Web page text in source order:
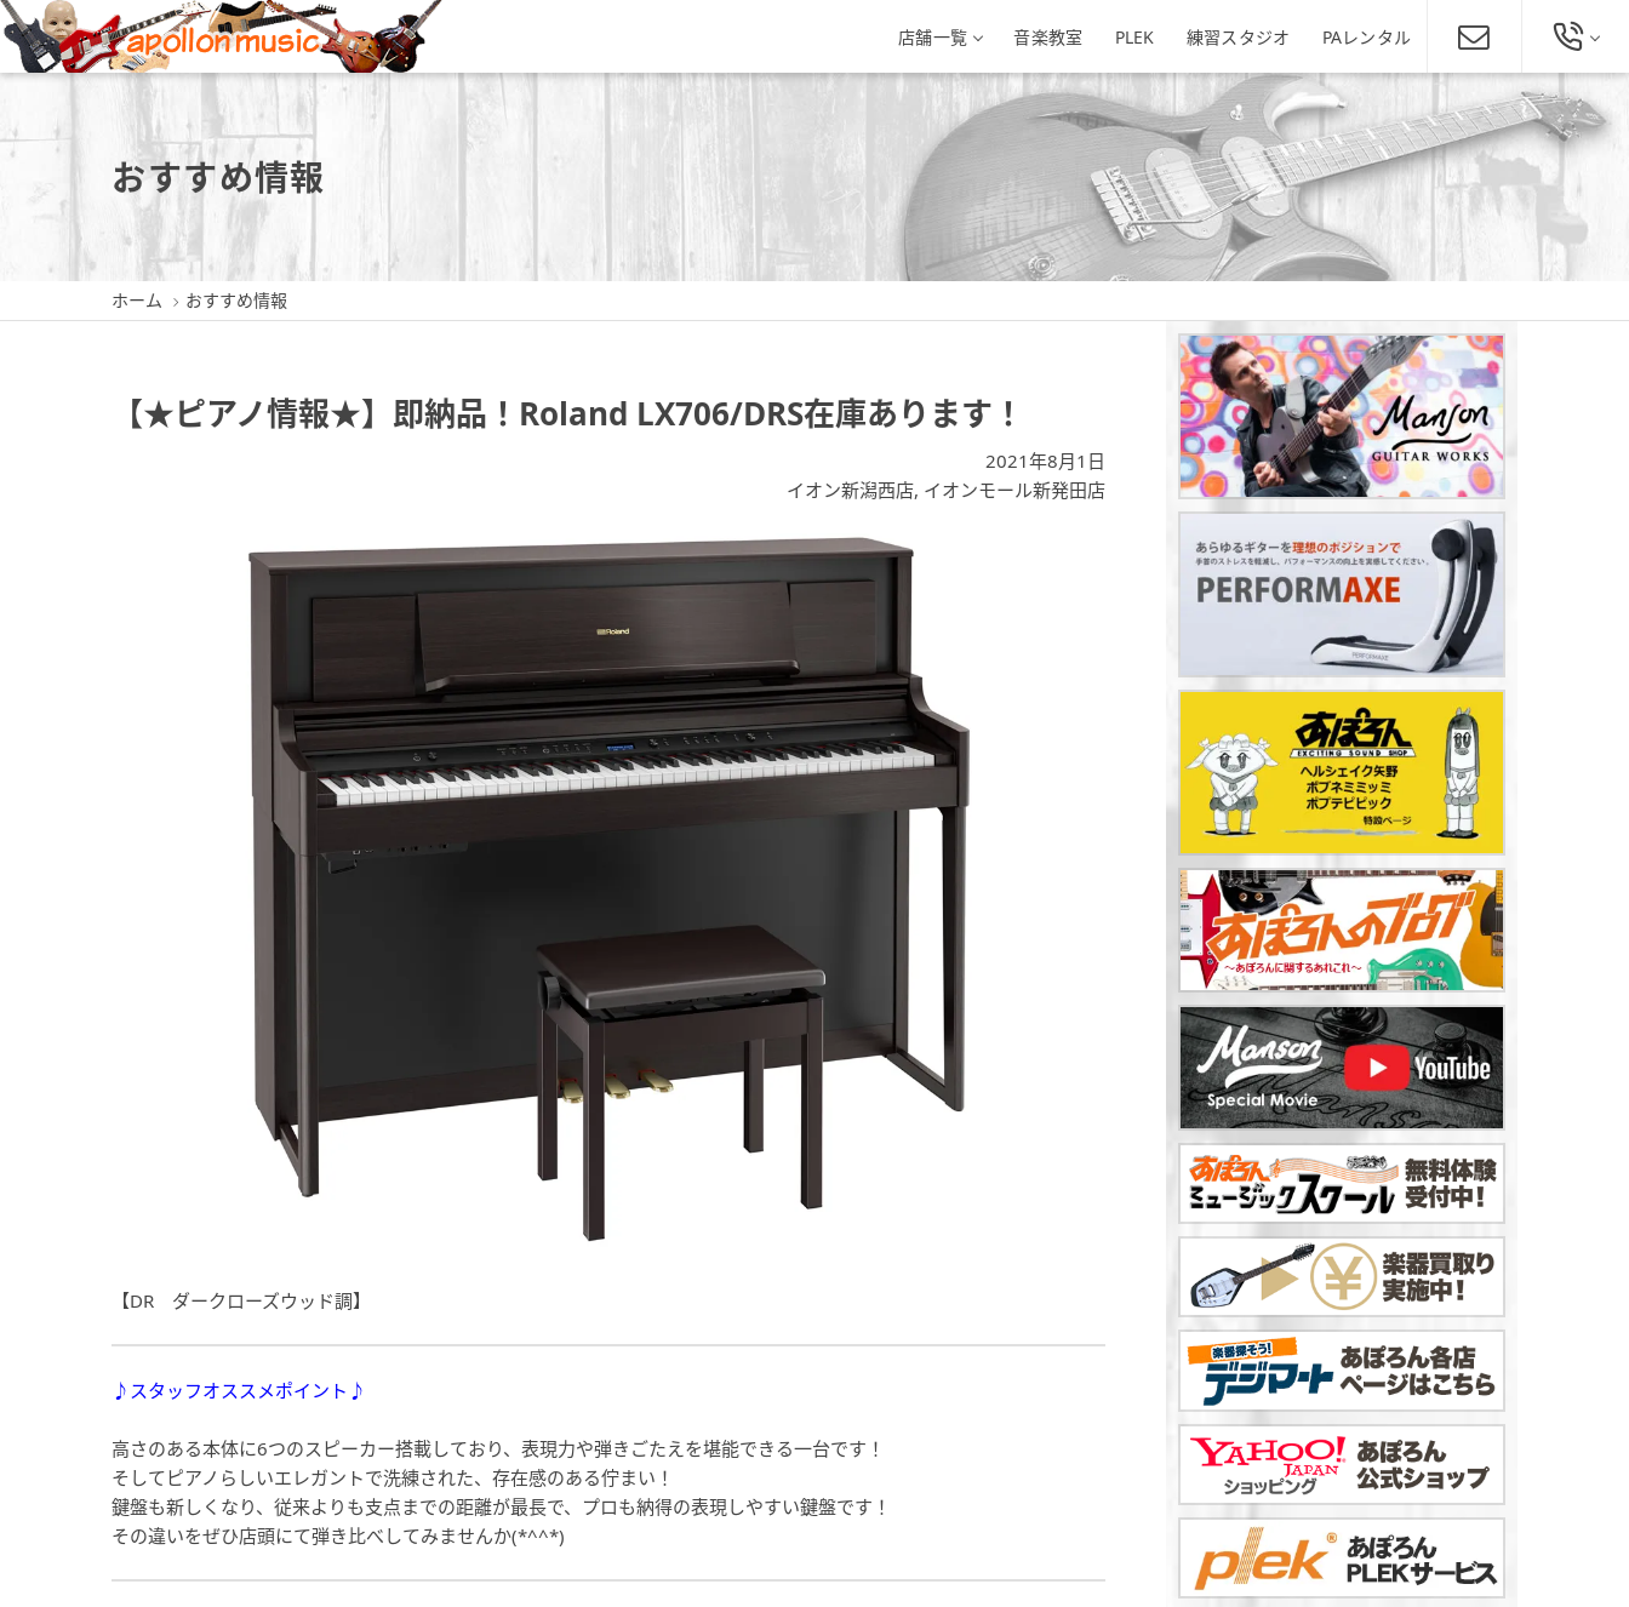
店舗一覧
新潟店
新潟県新潟市中央区東堀前通5-
新潟県長岡市城内町3-2-3 新潟県三条市興野3-10-1 新潟県新潟市西区小新南2-1-10
イオンモール新発田店
新潟県新発田市住吉町5-11-5
新潟駅南店
新潟県新潟市中央区神道寺1-4-4
025-242-3900
ミュージックスクール新潟
東区役所店
番1号
あぽろん各店舗へ
音楽教室 PLEK 練習スタジオ PAレンタル
総合お問い合わせ
025-229-4134
営業時間 11:00～19:00
ほぼ年中無休
おすすめ情報
ホーム おすすめ情報
【★ピアノ情報★】即納品！Roland LX706/DRS在庫あります！
2021年8月1日
イオン新潟西店, イオンモール新発田店
【DR ダークローズウッド調】
♪スタッフオススメポイント♪
高さのある本体に6つのスピーカー搭載しており、表現力や弾きごたえを堪能できる一台です！
そしてピアノらしいエレガントで洗練された、存在感のある佇まい！
鍵盤も新しくなり、従来よりも支点までの距離が最長で、プロも納得の表現しやすい鍵盤です！
その違いをぜひ店頭にて弾き比べしてみませんか(*^^*)